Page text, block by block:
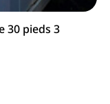
30 pieds 3